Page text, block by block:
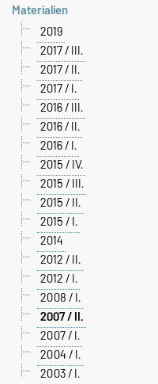
Materialien
2019
2017 / III.
2017 / II.
2017 / I.
2016 / III.
2016 / II.
2016 / I.
2015 / IV.
2015 / III.
2015 / II.
2015 / I.
2014
2012 / II.
2012 / I.
2008 / I.
2007 / II.
2007 / I.
2004 / I.
2003 / I.